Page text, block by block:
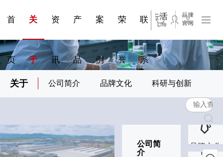
首
页
关
于
资
讯
产
品
案
例
荣
誉
联
系
关于 公司简介 品牌文化 科研与创新
公司简
介
品牌文化